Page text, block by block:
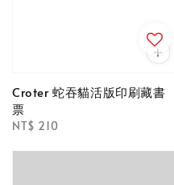
Croter 蛇吞貓活版印刷藏書
票
Regular
NT$ 210